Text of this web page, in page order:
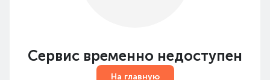
Сервис временно недоступен
На главную